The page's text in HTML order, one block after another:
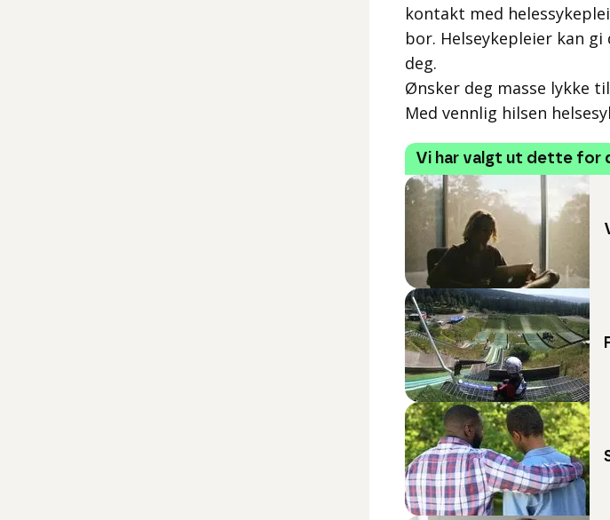
kontakt med
bor. Helseykepleier kan
deg.
Ønsker deg masse lykke
Med vennlig hilsen
Vi har valgt ut dette for